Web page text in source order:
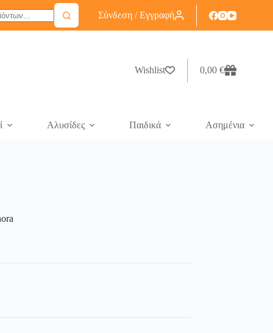
Σύνδεση / Εγγραφή
Wishlist 0,00 €
Αλυσίδες Παιδικά Ασημένια